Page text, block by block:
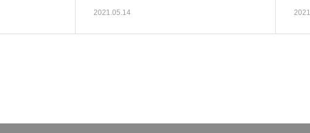
2021.05.14